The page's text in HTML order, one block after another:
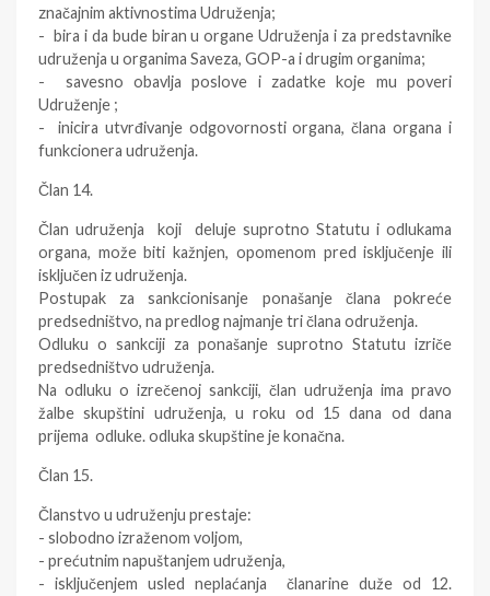
značajnim aktivnostima Udruženja;
- bira i da bude biran u organe Udruženja i za predstavnike
udruženja u organima Saveza, GOP-a i drugim organima;
- savesno obavlja poslove i zadatke koje mu poveri
Udruženje ;
- inicira utvrđivanje odgovornosti organa, člana organa i
funkcionera udruženja.
Član 14.
Član udruženja koji deluje suprotno Statutu i odlukama
organa, može biti kažnjen, opomenom pred isključenje ili
isključen iz udruženja.
Postupak za sankcionisanje ponašanje člana pokreće
predsedništvo, na predlog najmanje tri člana odruženja.
Odluku o sankciji za ponašanje suprotno Statutu izriče
predsedništvo udruženja.
Na odluku o izrečenoj sankciji, član udruženja ima pravo
žalbe skupštini udruženja, u roku od 15 dana od dana
prijema odluke. odluka skupštine je konačna.
Član 15.
Članstvo u udruženju prestaje:
- slobodno izraženom voljom,
- prećutnim napuštanjem udruženja,
- isključenjem usled neplaćanja članarine duže od 12.